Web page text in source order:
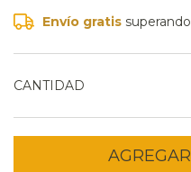
Envío gratis
CANTIDAD